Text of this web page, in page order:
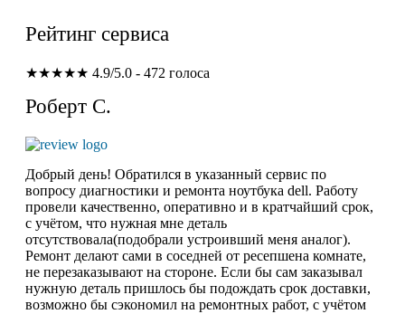
Рейтинг сервиса
★★★★★ 4.9/5.0 - 472 голоса
Роберт С.
Добрый день! Обратился в указанный сервис по
вопросу диагностики и ремонта ноутбука dell. Работу
провели качественно, оперативно и в кратчайший срок,
с учётом, что нужная мне деталь
отсутствовала(подобрали устроивший меня аналог).
Ремонт делают сами в соседней от ресепшена комнате,
не перезаказывают на стороне. Если бы сам заказывал
нужную деталь пришлось бы подождать срок доставки,
возможно бы сэкономил на ремонтных работ, с учётом